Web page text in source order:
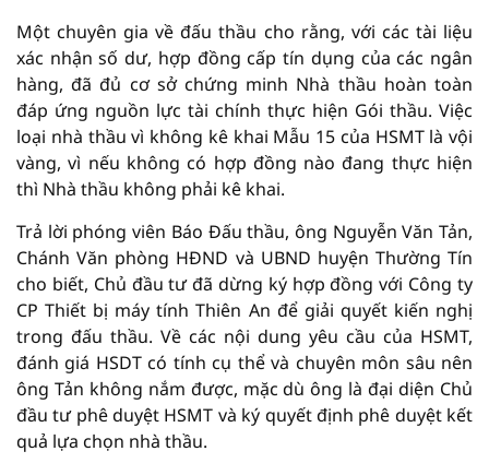
Một chuyên gia về đấu thầu cho rằng, với các tài liệu
xác nhận số dư, hợp đồng cấp tín dụng của các ngân
hàng, đã đủ cơ sở chứng minh Nhà thầu hoàn toàn
đáp ứng nguồn lực tài chính thực hiện Gói thầu. Việc
loại nhà thầu vì không kê khai Mẫu 15 của HSMT là vội
vàng, vì nếu không có hợp đồng nào đang thực hiện
thì Nhà thầu không phải kê khai.
Trả lời phóng viên Báo Đấu thầu, ông Nguyễn Văn Tản,
Chánh Văn phòng HĐND và UBND huyện Thường Tín
cho biết, Chủ đầu tư đã dừng ký hợp đồng với Công ty
CP Thiết bị máy tính Thiên An để giải quyết kiến nghị
trong đấu thầu. Về các nội dung yêu cầu của HSMT,
đánh giá HSDT có tính cụ thể và chuyên môn sâu nên
ông Tản không nắm được, mặc dù ông là đại diện Chủ
đầu tư phê duyệt HSMT và ký quyết định phê duyệt kết
quả lựa chọn nhà thầu.